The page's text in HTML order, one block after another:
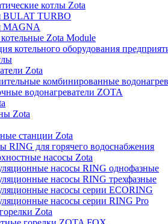
котлы Zota
BULAT TURBO
MAGNA
Zota Module
котельного оборудования
Zota
комбинированные
водонагреватели ZOTA
Zota
станции Zota
RING для горячего водоснабжения
насосы Zota
насосы RING однофазные
насосы RING трехфазные
насосы серии ECORING
насосы серии RING Pro
Zota